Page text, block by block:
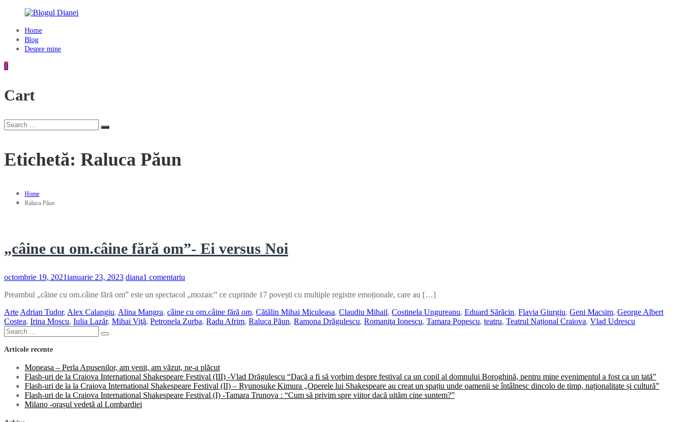
content
Blogul
Dianei
Blognotes
călătorii
și
finețuri
Home
Blog
Despre mine
0
Cart
Search
for:
Search
Etichetă: Raluca Păun
Home
Raluca Păun
„câine cu om.câine fără om”- Ei versus Noi
octombrie 19, 2021ianuarie 23, 2023 diana1 comentariu
cu
fără
om”-
Preambul „câine cu om.câine fără om” este un spectacol „mozaic” ce cuprinde 17 povești cu multiple registre emoționale, care au […]
Arte Adrian Tudor, Alex Calangiu, Alina Mangra, câine cu om.câine fără om, Cătălin Mihai Miculeasa, Claudiu Mihail, Costinela Ungureanu, Eduard Sărăcin, Flavia Giurgiu, Geni Macsim, George Albert
Costea, Irina Moscu, Iulia Lazăr, Mihai Viţă, Petronela Zurba, Radu Afrim, Raluca Păun, Ramona Drăgulescu, Romaniţa Ionescu, Tamara Popescu, teatru, Teatrul Național Craiova, Vlad Udrescu
Search
for:
Search
Articole recente
Moneasa – Perla Apusenilor, am venit, am văzut, ne-a plăcut
Flash-uri de la Craiova International Shakespeare Festival (III) -Vlad Drăgulescu “Dacă a fi să vorbim despre festival ca un copil al domnului Boroghină, pentru mine evenimentul a fost ca un tată”
Flash-uri de la la Craiova International Shakespeare Festival (II) – Ryunosuke Kimura „Operele lui Shakespeare au creat un spațiu unde oamenii se întâlnesc dincolo de timp, naționalitate și cultură”
Flash-uri de la Craiova International Shakespeare Festival (I) -Tamara Trunova : “Cum să privim spre viitor dacă uităm cine suntem?”
Milano -orașul vedetă al Lombardiei